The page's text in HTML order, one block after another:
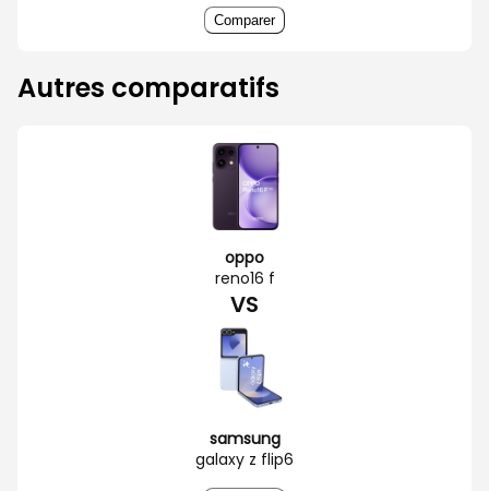
Comparer
Autres comparatifs
oppo
reno16 f
VS
samsung
galaxy z flip6